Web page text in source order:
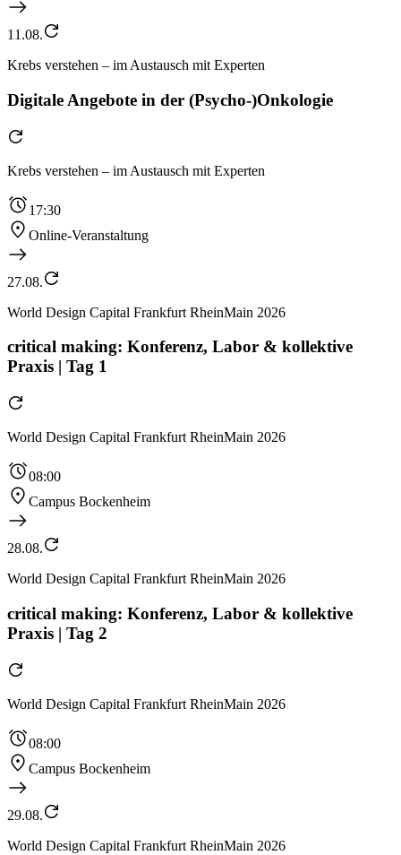
11.08.
Krebs verstehen – im Austausch mit Experten
Digitale Angebote in der (Psycho-)Onkologie
Krebs verstehen – im Austausch mit Experten
17:30
Online-Veranstaltung
27.08.
World Design Capital Frankfurt RheinMain 2026
critical making: Konferenz, Labor & kollektive
Praxis | Tag 1
World Design Capital Frankfurt RheinMain 2026
08:00
Campus Bockenheim
28.08.
World Design Capital Frankfurt RheinMain 2026
critical making: Konferenz, Labor & kollektive
Praxis | Tag 2
World Design Capital Frankfurt RheinMain 2026
08:00
Campus Bockenheim
29.08.
World Design Capital Frankfurt RheinMain 2026